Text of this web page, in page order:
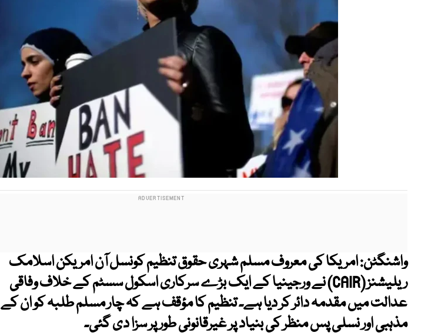
واشنگٹن: امریکا کی معروف مسلم شہری حقوق تنظیم کونسل آن امریکن اسلامک
ریلیشنز (CAIR) نے ورجینیا کے ایک بڑے سرکاری اسکول سسٹم کے خلاف وفاقی
عدالت میں مقدمہ دائر کر دیا ہے۔ تنظیم کا مؤقف ہے کہ چار مسلم طلبہ کو ان کے
مذہبی اور نسلی پس منظر کی بنیاد پر غیرقانونی طور پر سزا دی گئی۔